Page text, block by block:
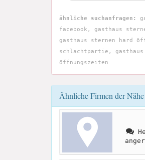
ähnliche suchanfragen:
facebook, gasthaus
gasthaus sternen hard
schlachtpartie,
öffnungszeiten
Ähnliche Firmen der Nähe